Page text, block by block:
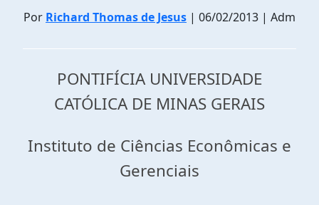
Por Richard Thomas de Jesus | 06/02/2013 | Adm
PONTIFÍCIA UNIVERSIDADE
CATÓLICA DE MINAS GERAIS
Instituto de Ciências Econômicas e
Gerenciais